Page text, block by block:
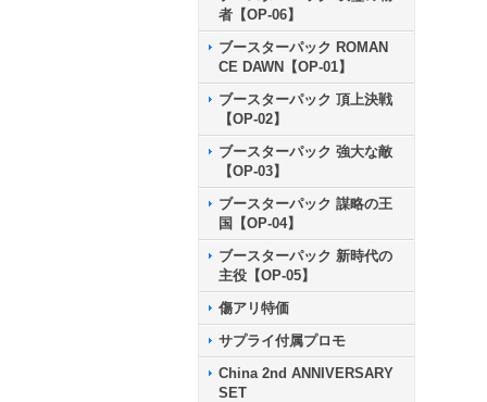
者【OP-06】
ブースターパック ROMAN
CE DAWN【OP-01】
ブースターパック 頂上決戦
【OP-02】
ブースターパック 強大な敵
【OP-03】
ブースターパック 謀略の王
国【OP-04】
ブースターパック 新時代の
主役【OP-05】
傷アリ特価
サプライ付属プロモ
China 2nd ANNIVERSARY
SET